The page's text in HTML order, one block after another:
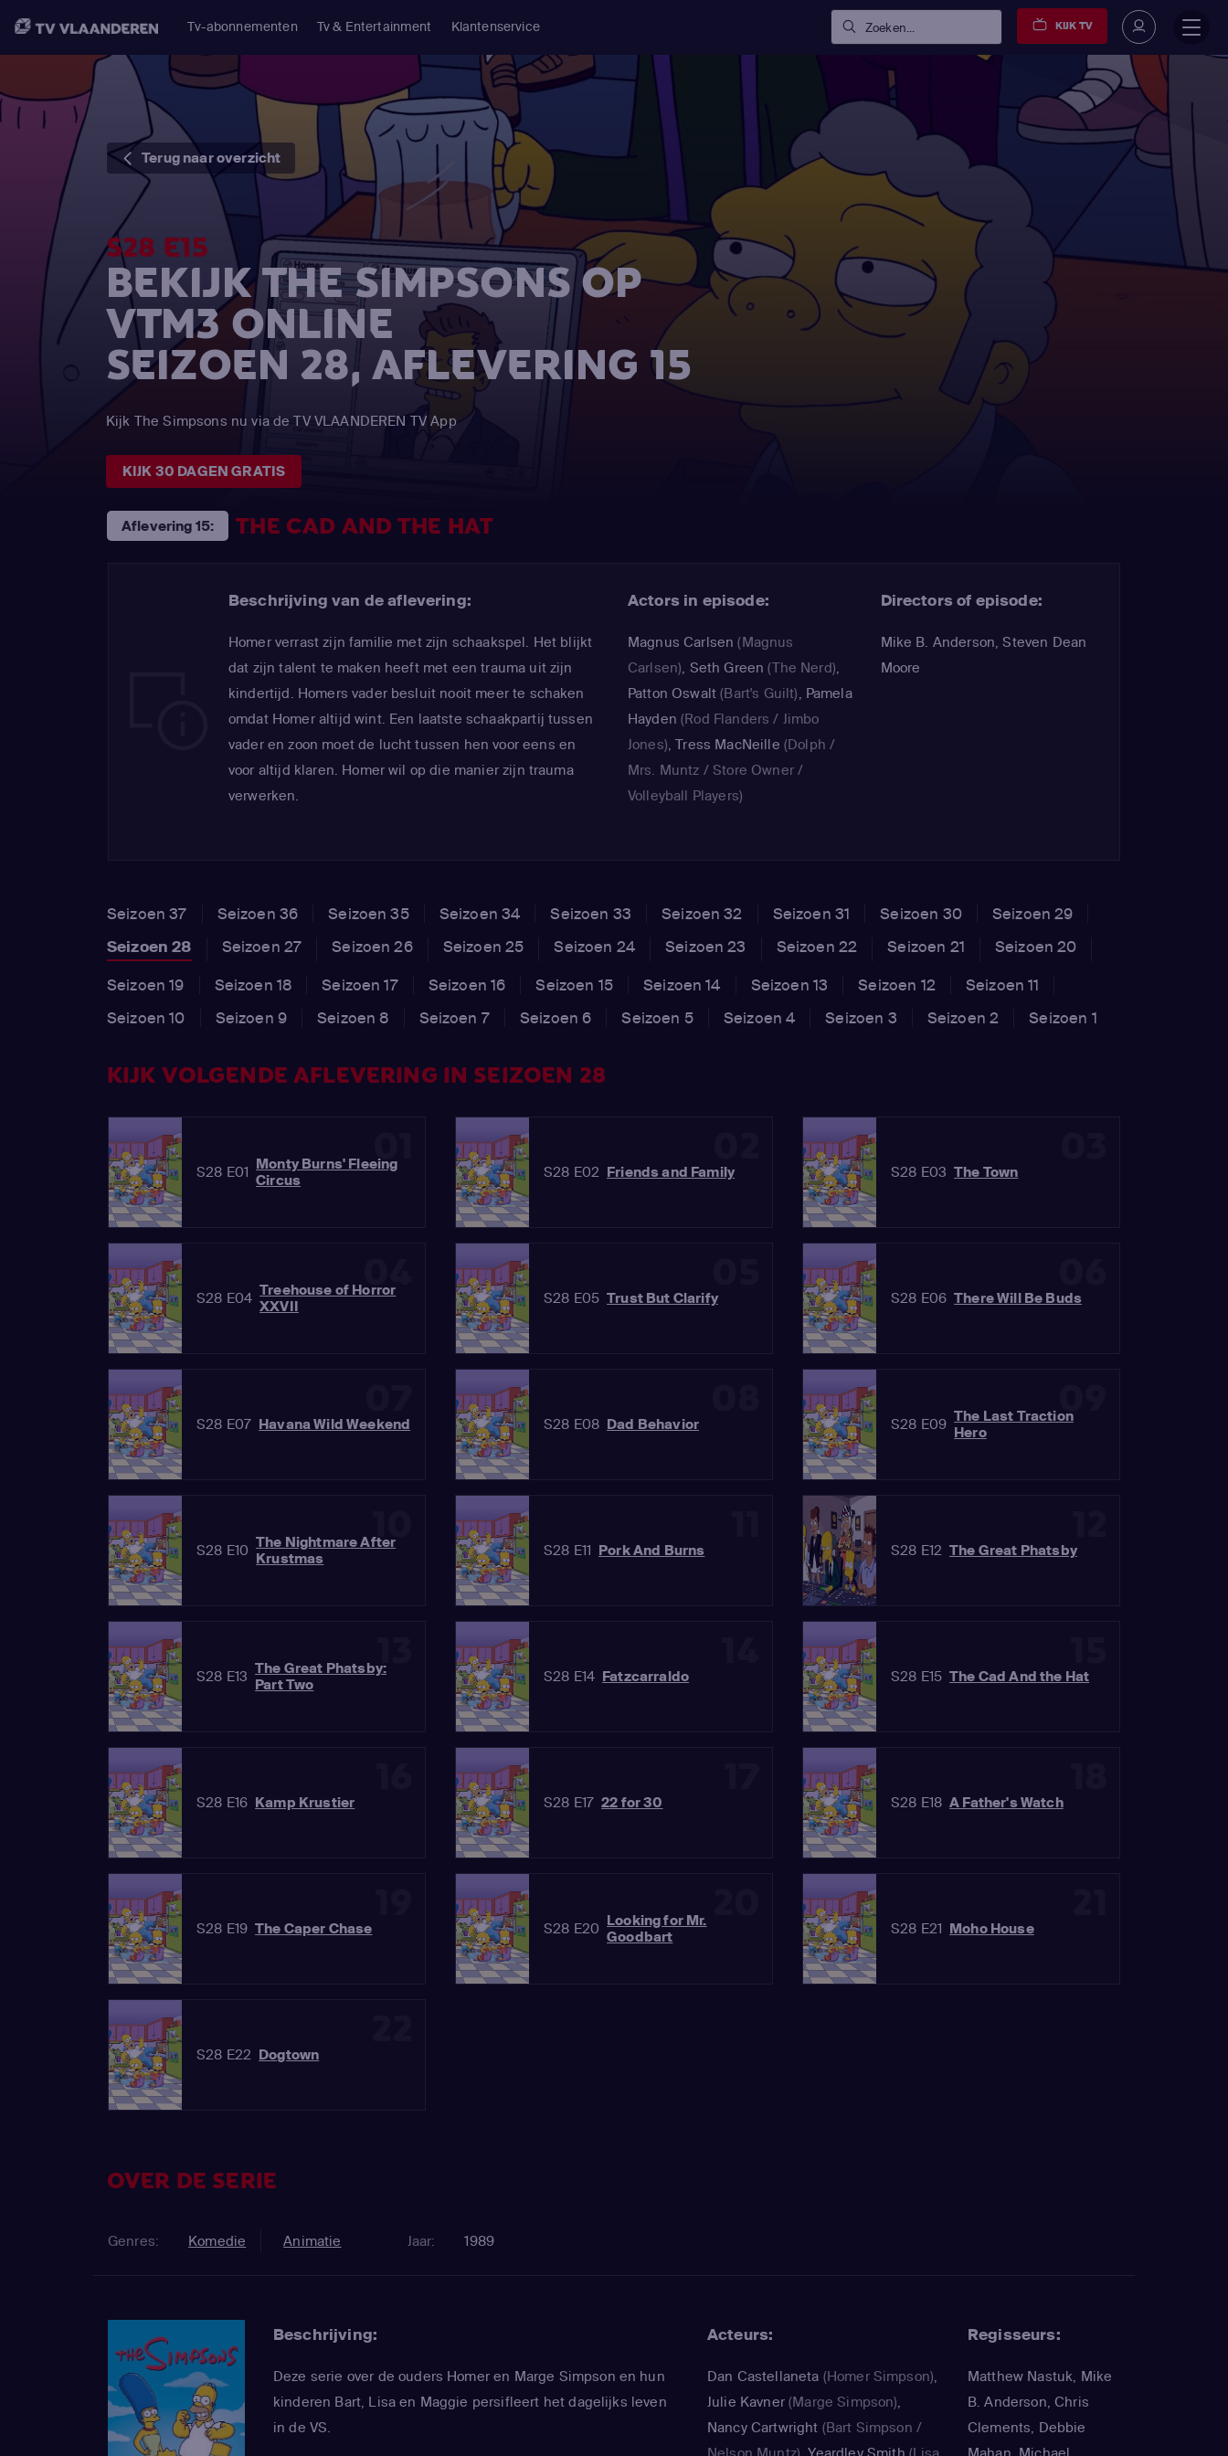
Tv-abonnementen Tv & Entertainment Klantenservice Zoeken... KIJK TV
Terug naar overzicht
S28 E15
BEKIJK THE SIMPSONS OP
VTM3 ONLINE
SEIZOEN 28, AFLEVERING 15
Kijk The Simpsons nu via de TV VLAANDEREN TV App
KIJK 30 DAGEN GRATIS
Aflevering 15: THE CAD AND THE HAT
Beschrijving van de aflevering:
Homer verrast zijn familie met zijn schaakspel. Het blijkt
dat zijn talent te maken heeft met een trauma uit zijn
kindertijd. Homers vader besluit nooit meer te schaken
omdat Homer altijd wint. Een laatste schaakpartij tussen
vader en zoon moet de lucht tussen hen voor eens en
voor altijd klaren. Homer wil op die manier zijn trauma
verwerken.
Actors in episode:
Magnus Carlsen (Magnus
Carlsen), Seth Green (The Nerd),
Patton Oswalt (Bart's Guilt), Pamela
Hayden (Rod Flanders / Jimbo
Jones),Tress MacNeille (Dolph /
Mrs. Muntz / Store Owner /
Volleyball Players)
Directors of episode:
Mike B. Anderson, Steven Dean
Moore
Seizoen 37 Seizoen 36 Seizoen 35 Seizoen 34 Seizoen 33 Seizoen 32 Seizoen 31 Seizoen 30
Seizoen 29
Seizoen 28
Seizoen 27 Seizoen 26 Seizoen 25 Seizoen 24 Seizoen 23 Seizoen 22 Seizoen 21
Seizoen 20
Seizoen 19
Seizoen 18 Seizoen 17 Seizoen 16 Seizoen 15 Seizoen 14 Seizoen 13 Seizoen 12
Seizoen 11
Seizoen 10
Seizoen 9 Seizoen 8 Seizoen 7 Seizoen 6 Seizoen 5 Seizoen 4 Seizoen 3 Seizoen 2 Seizoen 1
KIJK VOLGENDE AFLEVERING IN SEIZOEN 28
01
S28 E01 Monty Burns' Fleeing
Circus
S28 E02 Friends and Family S28 E03 The Town
S28 E04 Treehouse of Horror
XXVII
S28 E05 Trust But Clarify S28 E06 There Will Be Buds
S28 E07 Havana Wild Weekend S28 E08 Dad Behavior S28 E09 The Last Traction
Hero
10
S28 E10 The Nightmare After
Krustmas
S28 E11 Pork And Burns S28 E12 The Great Phatsby
S28 E13 The Great Phatsby:
Part Two
S28 E14 Fatzcarraldo S28 E15 The Cad And the Hat
S28 E16 Kamp Krustier S28 E17 22 for 30 S28 E18 A Father's Watch
S28 E19 The Caper Chase S28 E20 Looking for Mr.
Goodbart
S28 E21 Moho House
S28 E22 Dogtown
OVER DE SERIE
Genres: Komedie Animatie Jaar: 1989
Beschrijving:
Deze serie over de ouders Homer en Marge Simpson en hun
kinderen Bart, Lisa en Maggie persifleert het dagelijks leven
in de VS.
Acteurs:
Dan Castellaneta (Homer Simpson),
Julie Kavner(Marge Simpson),
Nancy Cartwright (Bart Simpson /
Regisseurs:
Matthew Nastuk, Mike
B. Anderson, Chris
Clements, Debbie